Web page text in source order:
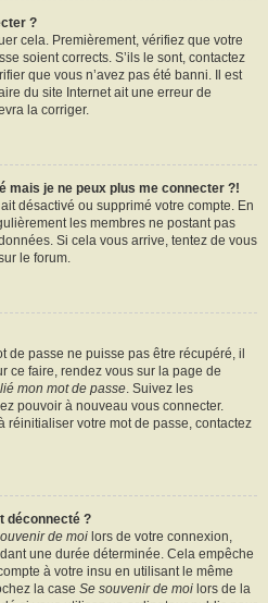
?
cela. Premièrement, vérifiez que votre
soient corrects. S’ils le sont, contactez
que vous n’avez pas été banni. Il est
du site Internet ait une erreur de
la corriger.
mais je ne peux plus me connecter ?!
désactivé ou supprimé votre compte. En
les membres ne postant pas
Si cela vous arrive, tentez de vous
le forum.
de passe ne puisse pas être récupéré, il
ce faire, rendez vous sur la page de
mon mot de passe. Suivez les
pouvoir à nouveau vous connecter.
réinitialiser votre mot de passe, contactez
déconnecté ?
de moi lors de votre connexion,
une durée déterminée. Cela empêche
à votre insu en utilisant le même
la case Se souvenir de moi lors de la